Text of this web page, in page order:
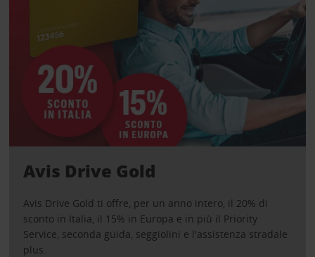
Avis Drive Gold
Avis Drive Gold ti offre, per un anno intero, il 20% di
sconto in Italia, il 15% in Europa e in più il Priority
Service, seconda guida, seggiolini e l'assistenza stradale
plus.